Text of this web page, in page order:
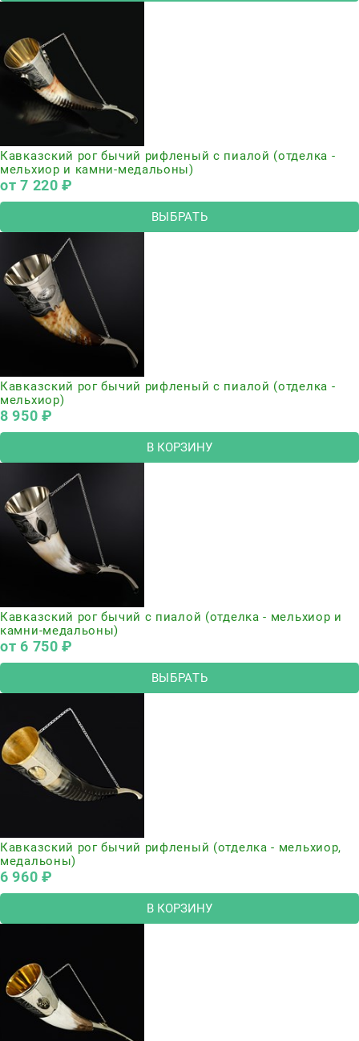
Кавказский рог бычий рифленый с пиалой (отделка -
мельхиор и камни-медальоны)
от7 220 ₽
ВЫБРАТЬ
Кавказский рог бычий рифленый с пиалой (отделка -
мельхиор)
8 950 ₽
В КОРЗИНУ
Кавказский рог бычий с пиалой (отделка - мельхиор и
камни-медальоны)
от 6 750 ₽
ВЫБРАТЬ
Кавказский рог бычий рифленый (отделка - мельхиор,
медальоны)
6 960 ₽
В КОРЗИНУ